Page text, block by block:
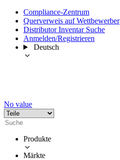
Compliance-Zentrum
Querverweis auf Wettbewerber
Distributor Inventar Suche
Anmelden/Registrieren
Deutsch
No value
Produkte
Märkte